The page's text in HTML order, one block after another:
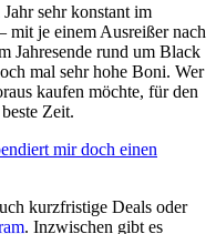
sehr konstant im
mit je einem Ausreißer nach
Jahresende rund um Black
mal sehr hohe Boni. Wer
kaufen möchte, für den
Zeit.
mir doch einen
kurzfristige Deals oder
. Inzwischen gibt es